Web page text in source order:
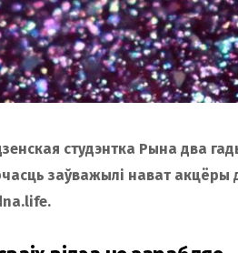
студэнтка Рына два
заўважылі нават акцёры